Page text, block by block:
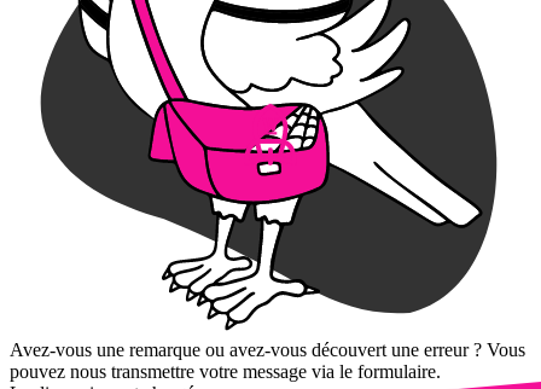
Avez-vous une remarque ou avez-vous découvert une erreur ? Vous
pouvez nous transmettre votre message via le formulaire.